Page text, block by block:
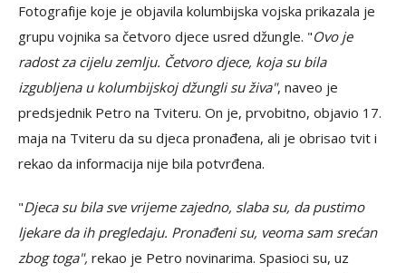
Fotografije koje je objavila kolumbijska vojska prikazala je
grupu vojnika sa četvoro djece usred džungle. "Ovo je
radost za cijelu zemlju. Četvoro djece, koja su bila
izgubljena u kolumbijskoj džungli su živa", naveo je
predsjednik Petro na Tviteru. On je, prvobitno, objavio 17.
maja na Tviteru da su djeca pronađena, ali je obrisao tvit i
rekao da informacija nije bila potvrđena.
"Djeca su bila sve vrijeme zajedno, slaba su, da pustimo
ljekare da ih pregledaju. Pronađeni su, veoma sam srećan
zbog toga", rekao je Petro novinarima. Spasioci su, uz